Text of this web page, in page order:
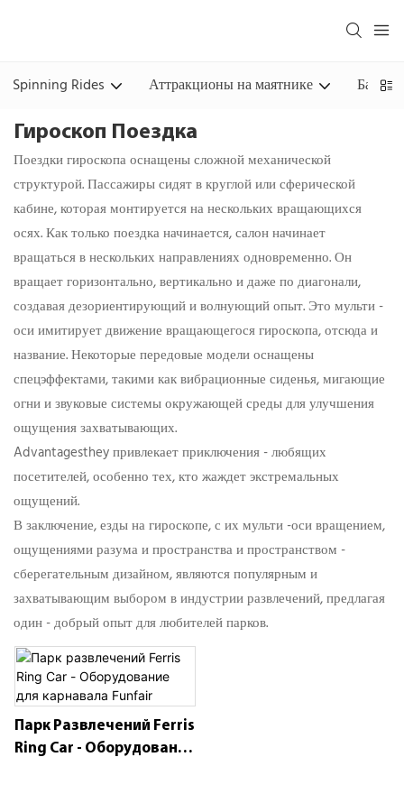
Spinning Rides Аттракционы на маятнике Башня
Гироскоп Поездка
Поездки гироскопа оснащены сложной механической
структурой. Пассажиры сидят в круглой или сферической
кабине, которая монтируется на нескольких вращающихся
осях. Как только поездка начинается, салон начинает
вращаться в нескольких направлениях одновременно. Он
вращает горизонтально, вертикально и даже по диагонали,
создавая дезориентирующий и волнующий опыт. Это мульти -
оси имитирует движение вращающегося гироскопа, отсюда и
название. Некоторые передовые модели оснащены
спецэффектами, такими как вибрационные сиденья, мигающие
огни и звуковые системы окружающей среды для улучшения
ощущения захватывающих.
Advantagesthey привлекает приключения - любящих
посетителей, особенно тех, кто жаждет экстремальных
ощущений.
В заключение, езды на гироскопе, с их мульти -оси вращением,
ощущениями разума и пространства и пространством -
сберегательным дизайном, являются популярным и
захватывающим выбором в индустрии развлечений, предлагая
один - добрый опыт для любителей парков.
Парк Развлечений Ferris
Ring Car - Оборудование